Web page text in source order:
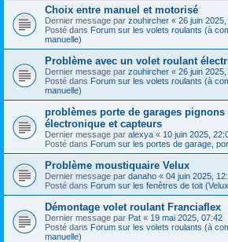
Choix entre manuel et motorisé
Dernier message par zouhircher « 26 juin
Posté dans Forum sur les volets roulants (à
manuelle)
Problème avec un volet roulant
Dernier message par zouhircher « 26 juin
Posté dans Forum sur les volets roulants (à
manuelle)
problèmes porte de garages pignons
électronique et capteurs
Dernier message par alexya « 10 juin 2025,
Posté dans Forum sur les portes de garage,
Problème moustiquaire Velux
Dernier message par danaho « 04 juin 2025,
Posté dans Forum sur les fenêtres de toit
Démontage volet roulant Franciaflex
Dernier message par Pat « 19 mai 2025, 07:42
Posté dans Forum sur les volets roulants (à
manuelle)